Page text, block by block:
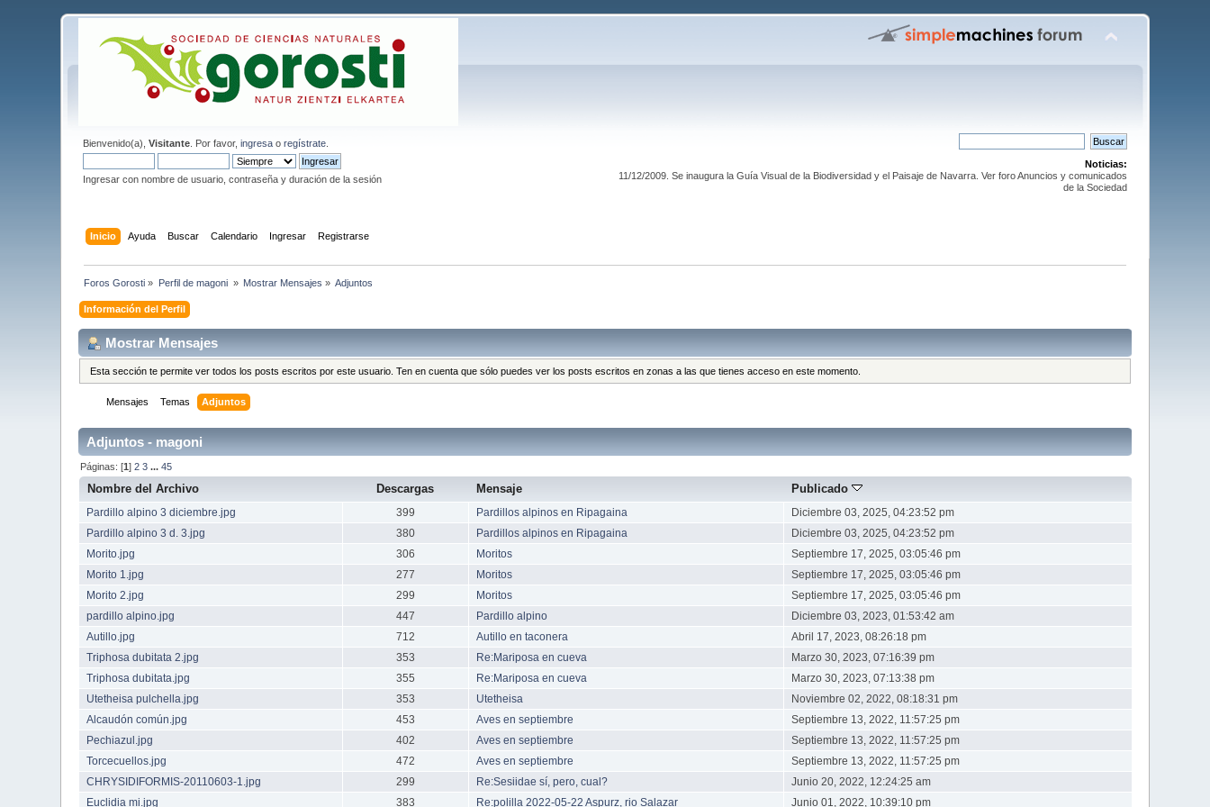
Bienvenido(a),Visitante . Por favor,ingresa oregístrate
Ingresar con nombre de usuario, contraseña y duración de la sesión
Noticias:
11/12/2009. Se inaugura la Guía Visual de la Biodiversidad y el Paisaje de Navarra. Ver foro Anuncios y comunicados
de la Sociedad
Inicio Ayuda Buscar Calendario Ingresar Registrarse
Foros Gorosti » Perfil de magoni » Mostrar Mensajes » Adjuntos
Información del Perfil
Mostrar Mensajes
Esta sección te permite ver todos los posts escritos por este usuario. Ten en cuenta que sólo puedes ver los posts escritos en zonas a las que tienes acceso en este momento.
Mensajes Temas Adjuntos
Adjuntos - magoni
Páginas: [1]2 3 ...45
Nombre del Archivo Descargas Mensaje Publicado
Pardillo alpino 3 diciembre.jpg 399 Pardillos alpinos en Ripagaina
Diciembre 03, 2025, 04:23:52 pm
Pardillo alpino 3 d. 3.jpg
380 Pardillos alpinos en Ripagaina
Diciembre 03, 2025, 04:23:52 pm
Morito.jpg
306 Moritos
Septiembre 17, 2025, 03:05:46 pm
Morito 1.jpg
277 Moritos
Septiembre 17, 2025, 03:05:46 pm
Morito 2.jpg
299 Moritos
Septiembre 17, 2025, 03:05:46 pm
pardillo alpino.jpg
447 Pardillo alpino
Diciembre 03, 2023, 01:53:42 am
Autillo.jpg
712 Autillo en taconera
Abril 17, 2023, 08:26:18 pm
Triphosa dubitata 2.jpg
353 Re:Mariposa en cueva
Marzo 30, 2023, 07:16:39 pm
Triphosa dubitata.jpg
355 Re:Mariposa en cueva
Marzo 30, 2023, 07:13:38 pm
Utetheisa pulchella.jpg
353 Utetheisa
Noviembre 02, 2022, 08:18:31 pm
Alcaudón común.jpg
453 Aves en septiembre
Septiembre 13, 2022, 11:57:25 pm
Pechiazul.jpg
402 Aves en septiembre
Septiembre 13, 2022, 11:57:25 pm
Torcecuellos.jpg
472 Aves en septiembre
Septiembre 13, 2022, 11:57:25 pm
CHRYSIDIFORMIS-20110603-1.jpg
299 Re:Sesiidae sí, pero, cual?
Junio 20, 2022, 12:24:25 am
Euclidia mi.jpg
383 Re:polilla 2022-05-22 Aspurz, rio Salazar Junio 01, 2022, 10:39:10 pm